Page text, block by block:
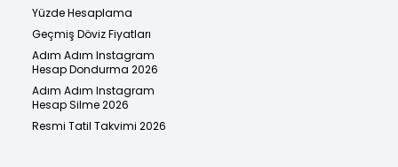
Yüzde Hesaplama
Geçmiş Döviz Fiyatları
Adım Adım Instagram
Hesap Dondurma 2026
Adım Adım Instagram
Hesap Silme 2026
Resmi Tatil Takvimi 2026